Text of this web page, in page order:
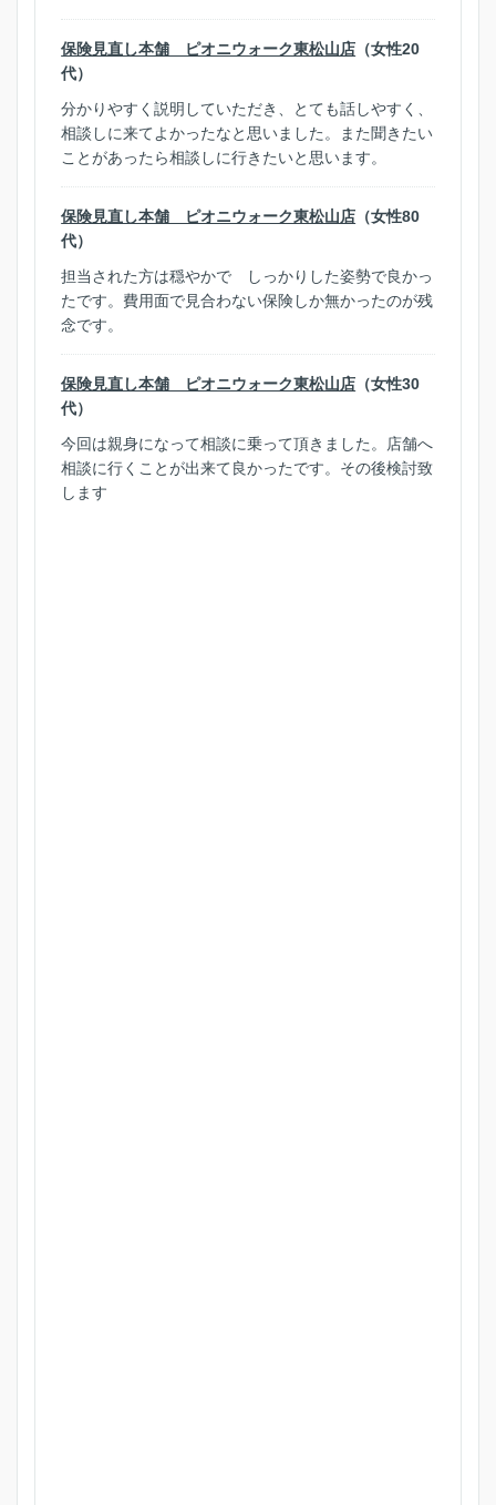
保険見直し本舗 ピオニウォーク東松山店 （女性20
代）
分かりやすく説明していただき、とても話しやすく、
相談しに来てよかったなと思いました。また聞きたい
ことがあったら相談しに行きたいと思います。
保険見直し本舗 ピオニウォーク東松山店 （女性80
代）
担当された方は穏やかで しっかりした姿勢で良かっ
たです。費用面で見合わない保険しか無かったのが残
念です。
保険見直し本舗 ピオニウォーク東松山店 （女性30
代）
今回は親身になって相談に乗って頂きました。店舗へ
相談に行くことが出来て良かったです。その後検討致
します